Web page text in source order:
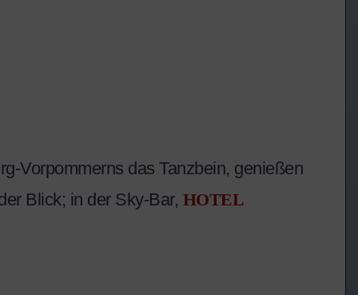
Vorpommerns das Tanzbein, genießen
Blick; in der Sky-Bar, HOTEL